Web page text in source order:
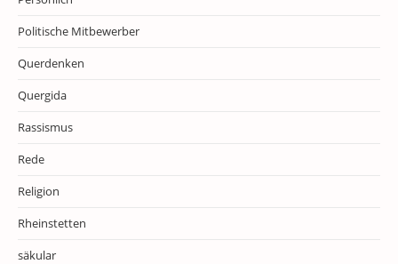
Politische Mitbewerber
Querdenken
Quergida
Rassismus
Rede
Religion
Rheinstetten
säkular